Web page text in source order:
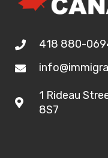
418 880-
1 Rideau
8S7